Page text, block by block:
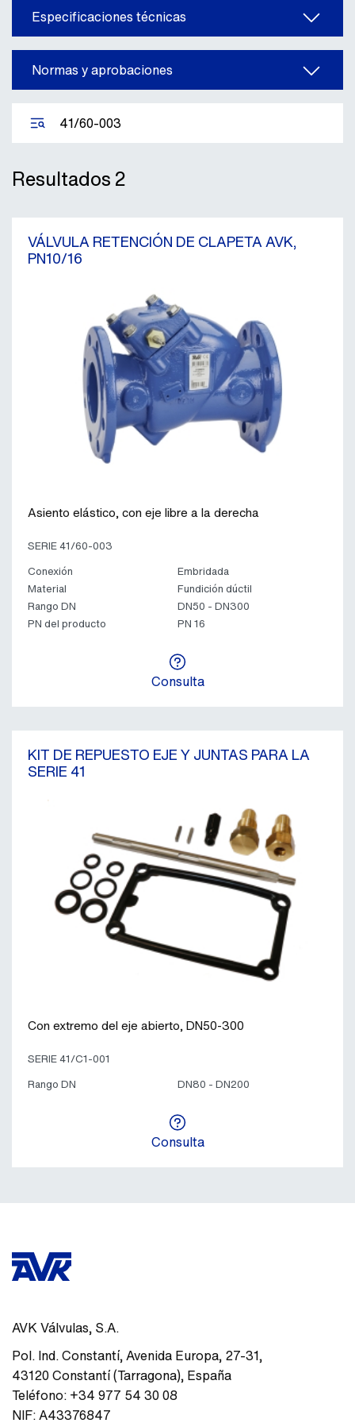
Especificaciones técnicas
Normas y aprobaciones
Resultados2
VÁLVULA RETENCIÓN DE CLAPETA AVK,
PN10/16
Asiento elástico, con eje libre a la derecha
SERIE 41/60-003
Conexión
Embridada
Material
Fundición dúctil
Rango DN
DN50 - DN300
PN del producto
PN 16
Consulta
KIT DE REPUESTO EJE Y JUNTAS PARA LA
SERIE 41
Con extremo del eje abierto, DN50-300
SERIE 41/C1-001
Rango DN
DN80 - DN200
Consulta
AVK Válvulas, S.A.
Pol. Ind. Constantí, Avenida Europa, 27-31,
43120Constantí (Tarragona), España
Teléfono: +34 977 54 30 08
NIF:A43376847